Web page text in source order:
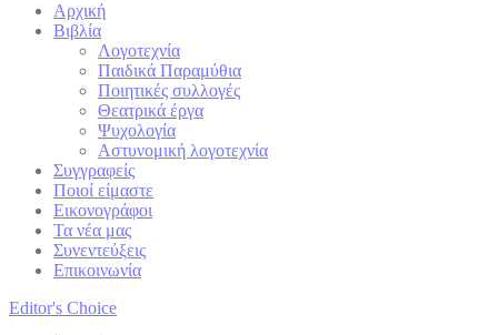
Αρχική
Βιβλία
Λογοτεχνία
Παιδικά Παραμύθια
Ποιητικές συλλογές
Θεατρικά έργα
Ψυχολογία
Αστυνομική λογοτεχνία
Συγγραφείς
Ποιοί είμαστε
Εικονογράφοι
Τα νέα μας
Συνεντεύξεις
Επικοινωνία
Editor's Choice